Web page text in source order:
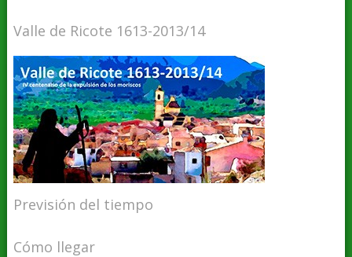
Valle de Ricote 1613-2013/14
Previsión del tiempo
Cómo llegar